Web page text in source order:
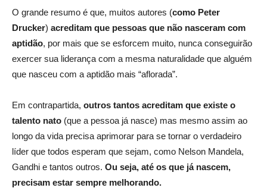
O grande resumo é que, muitos autores (como Peter
Drucker) acreditam que pessoas que não nasceram com
aptidão, por mais que se esforcem muito, nunca conseguirão
exercer sua liderança com a mesma naturalidade que alguém
que nasceu com a aptidão mais “aflorada”.
Em contrapartida, outros tantos acreditam que existe o
talento nato (que a pessoa já nasce) mas mesmo assim ao
longo da vida precisa aprimorar para se tornar o verdadeiro
líder que todos esperam que sejam, como Nelson Mandela,
Gandhi e tantos outros. Ou seja, até os que já nascem,
precisam estar sempre melhorando.